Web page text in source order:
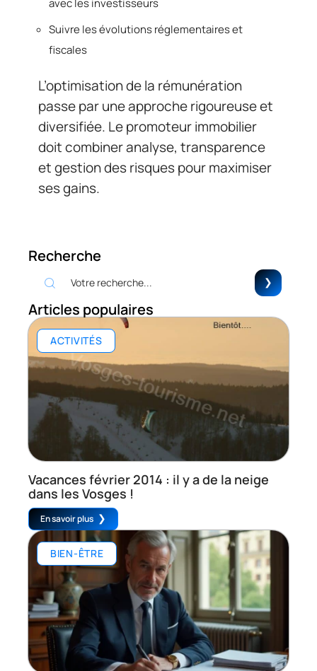
avec les investisseurs
Suivre les évolutions réglementaires et
fiscales
L’optimisation de la rémunération
passe par une approche rigoureuse et
diversifiée. Le promoteur immobilier
doit combiner analyse, transparence
et gestion des risques pour maximiser
ses gains.
Recherche
Articles populaires
ACTIVITÉS
Vacances février 2014 : il y a de la neige
dans les Vosges !
En savoir plus
BIEN-ÊTRE